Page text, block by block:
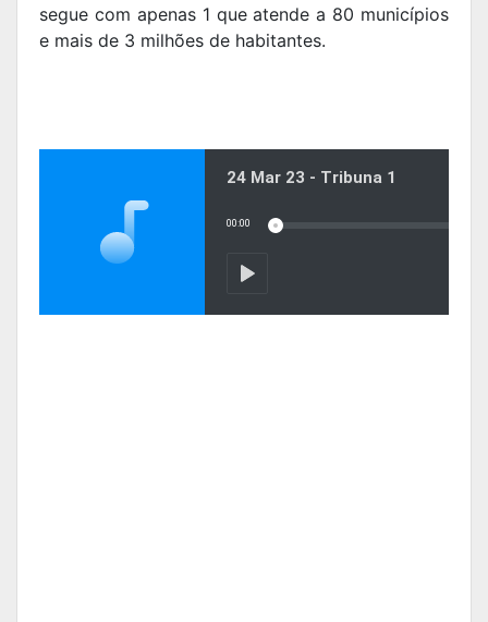
segue com apenas 1 que atende a 80 municípios
e mais de 3 milhões de habitantes.